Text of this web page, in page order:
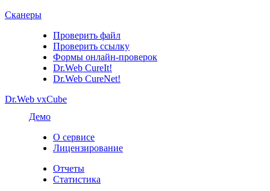
Сканеры
Проверить файл
Проверить ссылку
Формы онлайн-проверок
Dr.Web CureIt!
Dr.Web CureNet!
Dr.Web vxCube
Демо
О сервисе
Лицензирование
Отчеты
Статистика